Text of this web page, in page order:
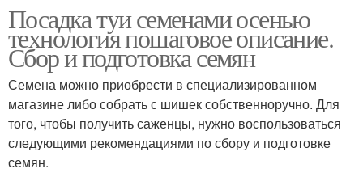
Посадка туи семенами осенью
технология пошаговое описание.
Сбор и подготовка семян
Семена можно приобрести в специализированном
магазине либо собрать с шишек собственноручно. Для
того, чтобы получить саженцы, нужно воспользоваться
следующими рекомендациями по сбору и подготовке
семян.